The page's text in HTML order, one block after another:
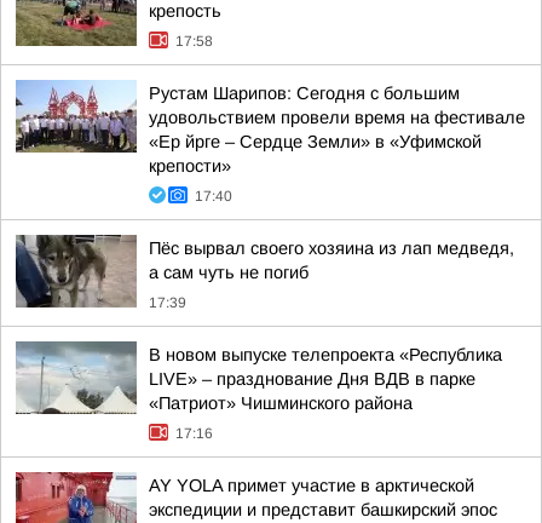
крепость
17:58
Рустам Шарипов: Сегодня с большим
удовольствием провели время на фестивале
«Ер йрге – Сердце Земли» в «Уфимской
крепости»
17:40
Пёс вырвал своего хозяина из лап медведя,
а сам чуть не погиб
17:39
В новом выпуске телепроекта «Республика
LIVE» – празднование Дня ВДВ в парке
«Патриот» Чишминского района
17:16
AY YOLA примет участие в арктической
экспедиции и представит башкирский эпос